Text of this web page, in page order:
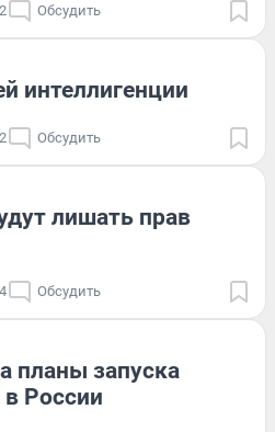
Обсудить
интеллигенции
Обсудить
лишать прав
Обсудить
планы запуска
России